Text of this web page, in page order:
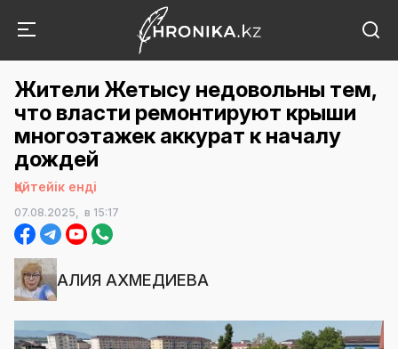
Жители Жетысу недовольны тем,
что власти ремонтируют крыши
многоэтажек аккурат к началу
дождей
Қайтейік енді
07.08.2025, в 15:17
АЛИЯ АХМЕДИЕВА